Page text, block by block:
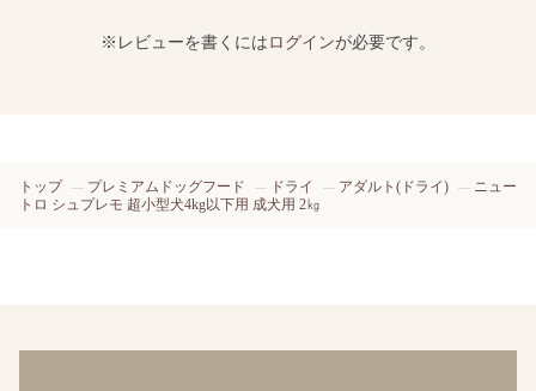
※レビューを書くにはログインが必要です。
トップ プレミアムドッグフード ドライ アダルト(ドライ)
ニュー
トロ シュプレモ 超小型犬4kg以下用 成犬用 2㎏